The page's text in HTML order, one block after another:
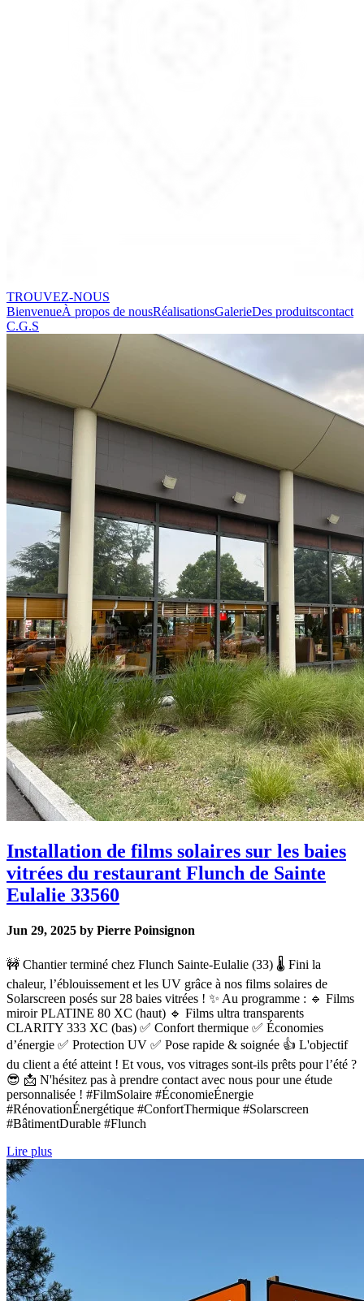
TROUVEZ-NOUS
BienvenueÀ propos de nousRéalisationsGalerieDes produitscontact
C.G.S
Installation de films solaires sur les baies
vitrées du restaurant Flunch de Sainte
Eulalie 33560
Jun 29, 2025 by Pierre Poinsignon
🚧 Chantier terminé chez Flunch Sainte-Eulalie (33) 🌡️ Fini la
chaleur, l’éblouissement et les UV grâce à nos films solaires de
Solarscreen posés sur 28 baies vitrées ! ✨ Au programme : 🔹 Films
miroir PLATINE 80 XC (haut) 🔹 Films ultra transparents
CLARITY 333 XC (bas) ✅ Confort thermique ✅ Économies
d’énergie ✅ Protection UV ✅ Pose rapide & soignée 👍 L'objectif
du client a été atteint ! Et vous, vos vitrages sont-ils prêts pour l’été ?
😎 📩 N'hésitez pas à prendre contact avec nous pour une étude
personnalisée ! #FilmSolaire #ÉconomieÉnergie
#RénovationÉnergétique #ConfortThermique #Solarscreen
#BâtimentDurable #Flunch
Lire plus